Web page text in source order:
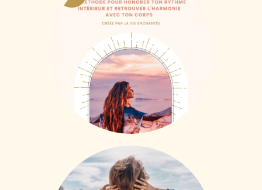
E-book + MasterClass
Mon Cycle Sacré |
Voyage au coeur du
Cycle féminin
6,61€ HTVA + 21% de TVA
Formation Libération